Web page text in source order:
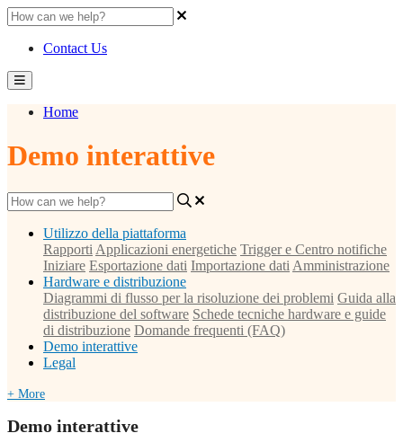
Contact Us
Home
Demo interattive
Utilizzo della piattaforma
Rapporti Applicazioni energetiche Trigger e Centro notifiche
Iniziare Esportazione dati Importazione dati Amministrazione
Hardware e distribuzione
Diagrammi di flusso per la risoluzione dei problemi Guida alla
distribuzione del software Schede tecniche hardware e guide
di distribuzione Domande frequenti (FAQ)
Demo interattive
Legal
+ More
Demo interattive